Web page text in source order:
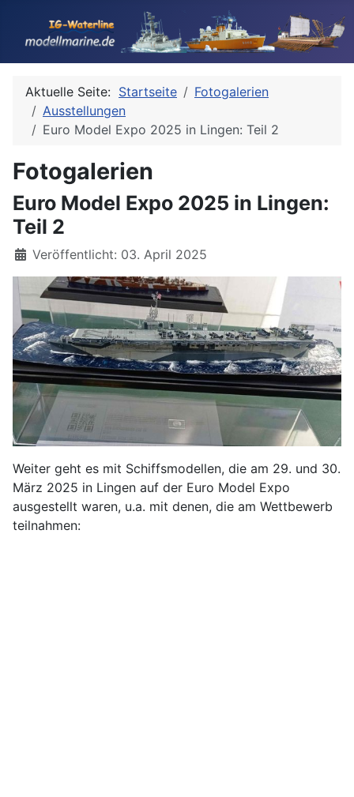
Aktuelle Seite: Startseite
Fotogalerien
Ausstellungen
Euro Model Expo 2025 in Lingen: Teil 2
Fotogalerien
Euro Model Expo 2025 in Lingen:
Teil 2
Details
Veröffentlicht: 03. April 2025
Weiter geht es mit Schiffsmodellen, die am 29. und 30.
März 2025 in Lingen auf der Euro Model Expo
ausgestellt waren, u.a. mit denen, die am Wettbewerb
teilnahmen: